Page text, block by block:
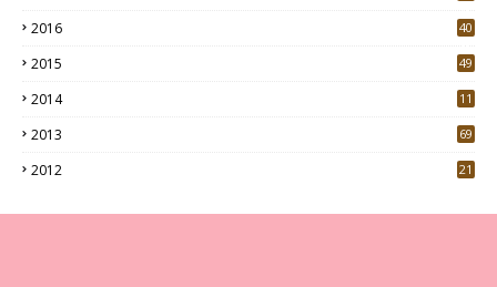
2016
40
2015
49
2014 11
2013 69
2012 21